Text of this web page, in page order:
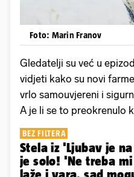
Foto: Marin Franov
Gledatelji su već u
vidjeti kako su novi
vrlo samouvjereni i
A je li se to preokrenulo
BEZ FILTERA
Stela iz 'Ljubav je
je solo! 'Ne treba
laže i vara, sad